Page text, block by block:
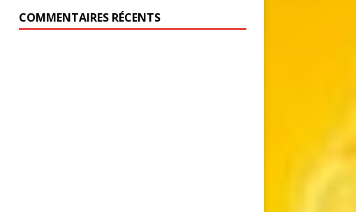
COMMENTAIRES RÉCENTS